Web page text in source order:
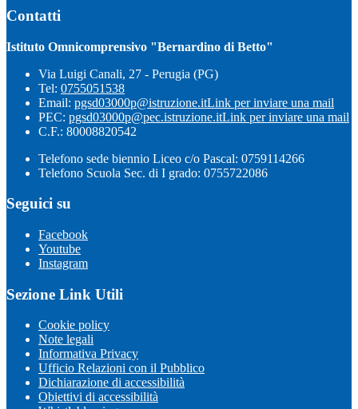
Contatti
Istituto Omnicomprensivo "Bernardino di Betto"
Via Luigi Canali, 27 - Perugia (PG)
Tel: 0755051538
Email: pgsd03000p@istruzione.itLink per inviare una mail
PEC: pgsd03000p@pec.istruzione.itLink per inviare una mail
C.F.: 80008820542
Telefono sede biennio Liceo c/o Pascal: 0759114266
Telefono Scuola Sec. di I grado: 0755722086
Seguici su
Facebook
Youtube
Instagram
Sezione Link Utili
Cookie policy
Note legali
Informativa Privacy
Ufficio Relazioni con il Pubblico
Dichiarazione di accessibilità
Obiettivi di accessibilità